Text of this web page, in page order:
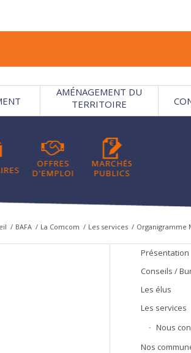
AMÉNAGEMENT DU
TERRITOIRE
/ BAFA / La Comcom / Les services / Organigramme
Présentation
Conseils /
Les élus
Les services
Nous
Nos